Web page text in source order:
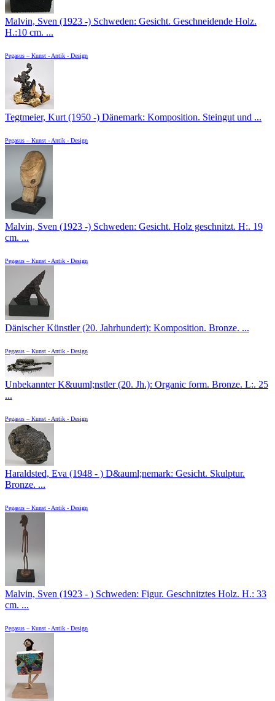
Malvin, Sven (1923 -) Schweden: Gesicht. Geschneidende Holz.
H.:10 cm. ...
Pegasus – Kunst - Antik - Design
Tegtmeier, Kurt (1950 -) Dänemark: Komposition. Steingut und ...
Pegasus – Kunst - Antik - Design
Malvin, Sven (1923 -) Schweden: Gesicht. Holz geschnitzt. H:. 19
cm. ...
Pegasus – Kunst - Antik - Design
Dänischer Künstler (20. Jahrhundert): Komposition. Bronze. ...
Pegasus – Kunst - Antik - Design
Unbekannter K&uuml;nstler (20. Jh.): Organic form. Bronze. L:. 25
...
Pegasus – Kunst - Antik - Design
Haraldsted, Eva (1948 - ) D&auml;nemark: Gesicht. Skulptur.
Bronze. ...
Pegasus – Kunst - Antik - Design
Malvin, Sven (1923 - ) Schweden: Figur. Geschnitztes Holz. H.: 33
cm. ...
Pegasus – Kunst - Antik - Design